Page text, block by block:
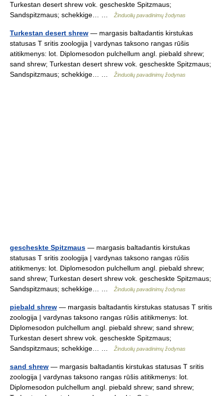
Turkestan desert shrew vok. gescheskte Spitzmaus;
Sandspitzmaus; schekkige… …
Žinduolių pavadinimų žodynas
Turkestan desert shrew — margasis baltadantis kirstukas
statusas T sritis zoologija | vardynas taksono rangas rūšis
atitikmenys: lot. Diplomesodon pulchellum angl. piebald shrew;
sand shrew; Turkestan desert shrew vok. gescheskte Spitzmaus;
Sandspitzmaus; schekkige… …
Žinduolių pavadinimų žodynas
gescheskte Spitzmaus — margasis baltadantis kirstukas
statusas T sritis zoologija | vardynas taksono rangas rūšis
atitikmenys: lot. Diplomesodon pulchellum angl. piebald shrew;
sand shrew; Turkestan desert shrew vok. gescheskte Spitzmaus;
Sandspitzmaus; schekkige… …
Žinduolių pavadinimų žodynas
piebald shrew — margasis baltadantis kirstukas statusas T sritis
zoologija | vardynas taksono rangas rūšis atitikmenys: lot.
Diplomesodon pulchellum angl. piebald shrew; sand shrew;
Turkestan desert shrew vok. gescheskte Spitzmaus;
Sandspitzmaus; schekkige… …
Žinduolių pavadinimų žodynas
sand shrew — margasis baltadantis kirstukas statusas T sritis
zoologija | vardynas taksono rangas rūšis atitikmenys: lot.
Diplomesodon pulchellum angl. piebald shrew; sand shrew;